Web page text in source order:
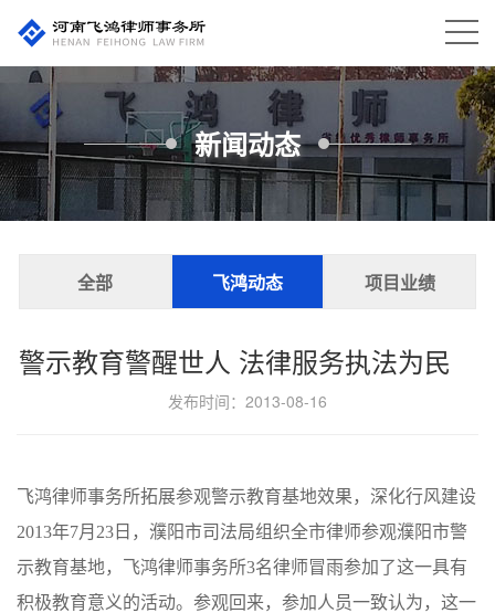
新闻动态
全部 飞鸿动态 项目业绩
警示教育警醒世人 法律服务执法为民
发布时间： 2013-08-16
飞鸿律师事务所拓展参观警示教育基地效果，深化行风建设
2013年7月23日，濮阳市司法局组织全市律师参观濮阳市警
示教育基地，飞鸿律师事务所3名律师冒雨参加了这一具有
积极教育意义的活动。参观回来，参加人员一致认为，这一